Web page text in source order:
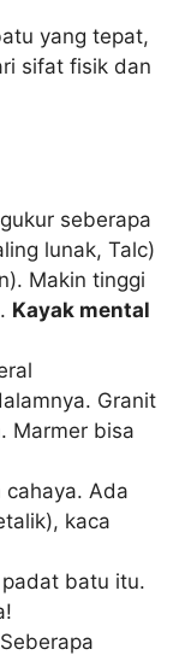
yang tepat,
sifat fisik dan
seberapa
lunak, Talc)
Makin tinggi
Kayak mental
Granit
Marmer bisa
cahaya. Ada
kaca
batu itu.
Seberapa